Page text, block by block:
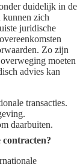
duidelijk in de
kunnen zich
juridische
Zo zijn
moeten
advies kan
transacties.
daarbuiten.